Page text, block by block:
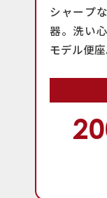
シャープ
器。洗い
モデル便座